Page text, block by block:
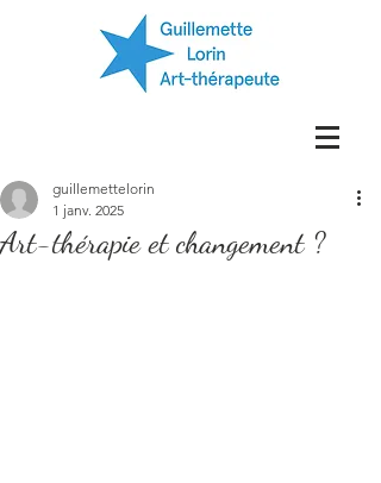
Art-thérapie et changement ?
guillemettelorin
1 janv. 2025